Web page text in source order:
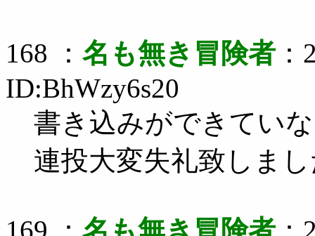
168 ： 名も無き冒険者
ID:BhWzy6s20
書き込みができてい
連投大変失礼致しま